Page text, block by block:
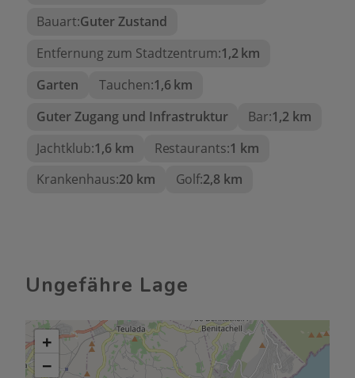
Bauart:Guter Zustand
Entfernung zum Stadtzentrum:1,2 km
Garten
Tauchen:1,6 km
Guter Zugang und Infrastruktur
Bar:1,2 km
Jachtklub:1,6 km Restaurants:1 km
Krankenhaus:20 km Golf:2,8 km
Ungefähre Lage
+
−